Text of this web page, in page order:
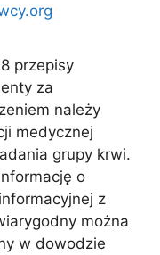
przepisy
za
należy
medycznej
grupy krwi.
o
z
można
w dowodzie